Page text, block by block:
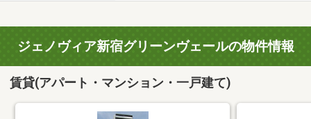
ジェノヴィア新宿グリーンヴェールの物件情報
賃貸(アパート・マンション・一戸建て)